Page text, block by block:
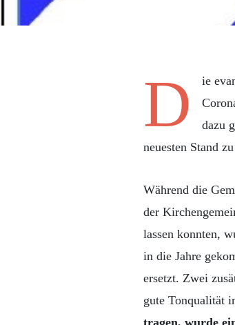
D
ie
dazu
neuesten Stand
Während die
der
lassen konnten,
in die Jahre
ersetzt. Zwei
gute Tonqualität
tragen, wurde